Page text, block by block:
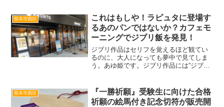
まだとろけるようなお肉をたっぷり食べ
たい。今回は、とろけるよ...
熊本市西区
これはもしや！ラピュタに登場す
るあのパンではないか？カフェモ
ーニングでジブリ飯を発見！
ジブリ作品はセリフを覚えるほど観てい
るのに、大人になっても夢中で見てしま
う。あゆ姫です。ジブリ作品には“ジブリ
ニングを食べられるカフェを発見したの
で紹介します。熊本駅...
熊本市西区
『一勝祈願』受験生に向けた合格
祈願の絵馬付き記念切符が販売開